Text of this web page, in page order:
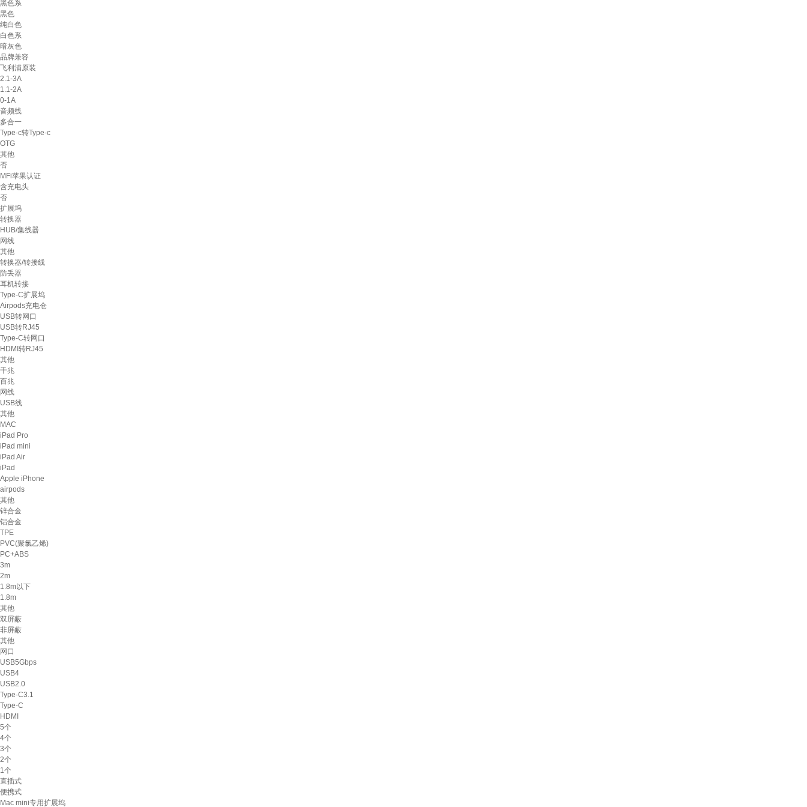
黑色系
黑色
纯白色
白色系
暗灰色
品牌兼容
飞利浦原装
2.1-3A
1.1-2A
0-1A
音频线
多合一
Type-c转Type-c
OTG
其他
否
MFi苹果认证
含充电头
否
扩展坞
转换器
HUB/集线器
网线
其他
转换器/转接线
防丢器
耳机转接
Type-C扩展坞
Airpods充电仓
USB转网口
USB转RJ45
Type-C转网口
HDMI转RJ45
其他
千兆
百兆
网线
USB线
其他
MAC
iPad Pro
iPad mini
iPad Air
iPad
Apple iPhone
airpods
其他
锌合金
铝合金
TPE
PVC(聚氯乙烯)
PC+ABS
3m
2m
1.8m以下
1.8m
其他
双屏蔽
非屏蔽
其他
网口
USB5Gbps
USB4
USB2.0
Type-C3.1
Type-C
HDMI
5个
4个
3个
2个
1个
直插式
便携式
Mac mini专用扩展坞